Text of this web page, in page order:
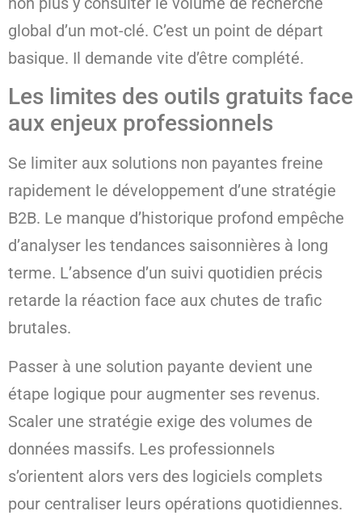
global d’un mot-clé. C’est un point de départ
basique. Il demande vite d’être complété.
Les limites des outils gratuits face
aux enjeux professionnels
Se limiter aux solutions non payantes freine
rapidement le développement d’une stratégie
B2B. Le manque d’historique profond empêche
d’analyser les tendances saisonnières à long
terme. L’absence d’un suivi quotidien précis
retarde la réaction face aux chutes de trafic
brutales.
Passer à une solution payante devient une
étape logique pour augmenter ses revenus.
Scaler une stratégie exige des volumes de
données massifs. Les professionnels
s’orientent alors vers des logiciels complets
pour centraliser leurs opérations quotidiennes.